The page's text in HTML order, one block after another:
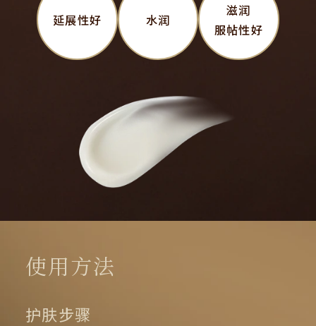
延展性好 水润
滋润
服帖性好
使用方法
护肤步骤